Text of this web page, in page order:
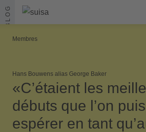
Aller au contenu
BLOG
Membres
Hans Bouwens alias George Baker
«C’étaient les
débuts que l’on
espérer en tant